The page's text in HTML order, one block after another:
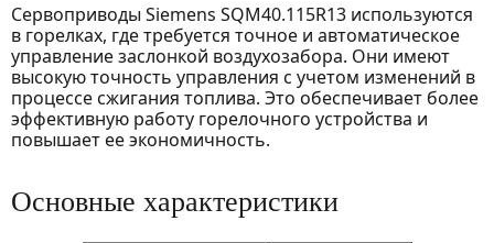
Сервоприводы Siemens SQM40.115R13 используются
в горелках, где требуется точное и автоматическое
управление заслонкой воздухозабора. Они имеют
высокую точность управления с учетом изменений в
процессе сжигания топлива. Это обеспечивает более
эффективную работу горелочного устройства и
повышает ее экономичность.
Основные характеристики